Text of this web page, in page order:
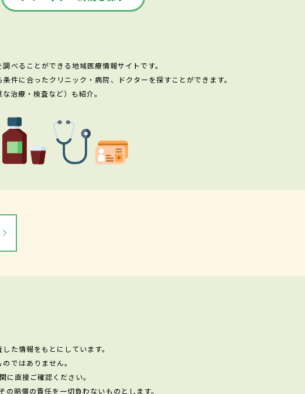
べることができる地域医療情報サイトです。
件に合ったクリニック・病院、ドクターを探すことができます。
治療・検査など）も紹介。
た情報をもとにしています。
ではありません。
直接ご確認ください。
賠償の責任を一切負わないものとします。